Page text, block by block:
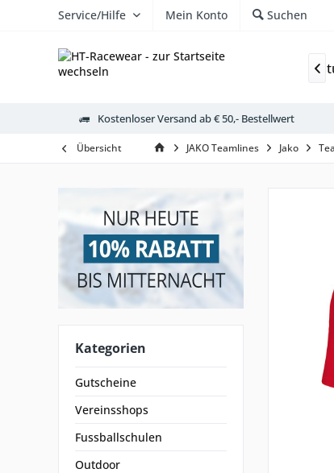
Service/Hilfe Mein Konto Suchen
Outdoor Schulen 
Kostenloser Versand ab € 50,- Bestellwert
Übersicht JAKO Teamlines Jako
Kategorien
Gutscheine
Vereinsshops
Fussballschulen
Outdoor